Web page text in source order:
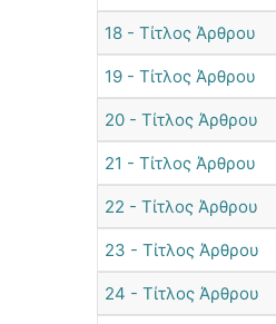
18 - Τίτλος Άρθρου
19 - Τίτλος Άρθρου
20 - Τίτλος Άρθρου
21 - Τίτλος Άρθρου
22 - Τίτλος Άρθρου
23 - Τίτλος Άρθρου
24 - Τίτλος Άρθρου